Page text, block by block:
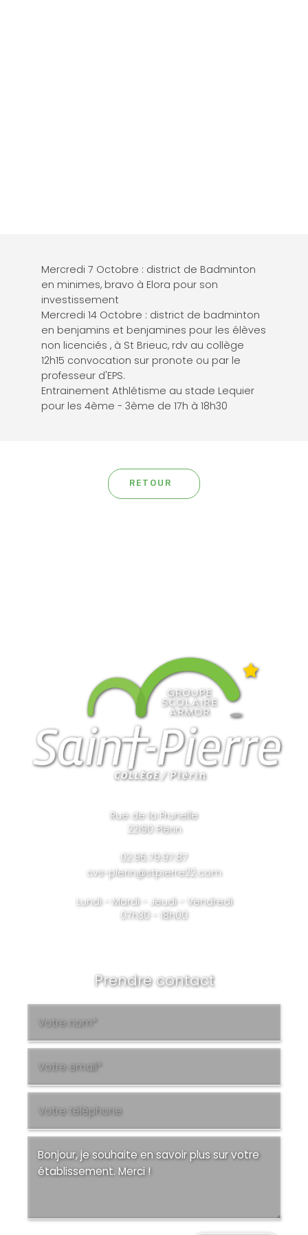
Mercredi 7 Octobre : district de Badminton
en minimes, bravo à Elora pour son
investissement
Mercredi 14 Octobre : district de badminton
en benjamins et benjamines pour les élèves
non licenciés , à St Brieuc, rdv au collège
12h15 convocation sur pronote ou par le
professeur d'EPS.
Entrainement Athlétisme au stade Lequier
pour les 4ème - 3ème de 17h à 18h30
RETOUR
Rue de la Prunelle
22190 Plérin
02.96.79.97.87
cvs-plerin@stpierre22.com
Lundi - Mardi - Jeudi - Vendredi
07h30 - 18h00
Prendre contact